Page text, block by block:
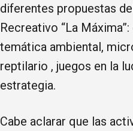
diferentes propuestas
Recreativo “La
temática ambiental,
reptilario , juegos en la
estrategia.
Cabe aclarar que las